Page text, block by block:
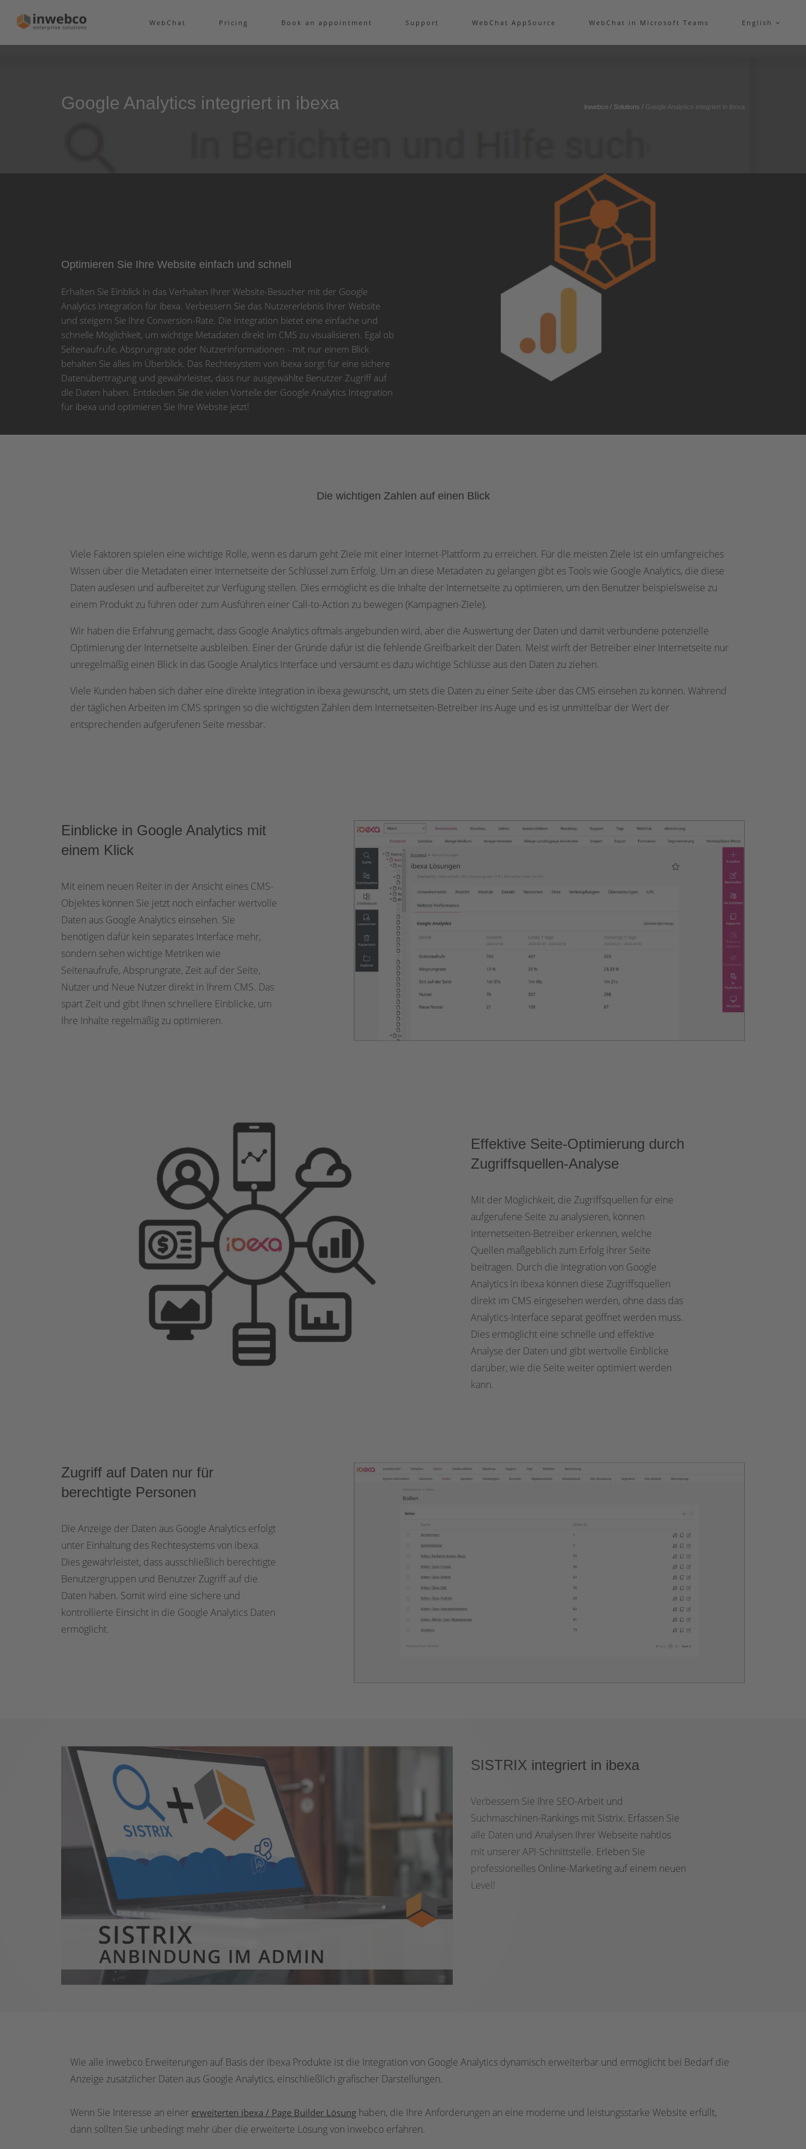
WebChat Pricing Book an appointment Support WebChat AppSource WebChat in Microsoft Teams English
Google Analytics integriert in ibexa inwebco / Solutions / Google Analytics integriert in ibexa
Optimieren Sie Ihre Website einfach und schnell
Erhalten Sie Einblick in das Verhalten Ihrer Website-Besucher mit der Google
Analytics Integration für ibexa. Verbessern Sie das Nutzererlebnis Ihrer Website
und steigern Sie Ihre Conversion-Rate. Die Integration bietet eine einfache und
schnelle Möglichkeit, um wichtige Metadaten direkt im CMS zu visualisieren. Egal ob
Seitenaufrufe, Absprungrate oder Nutzerinformationen - mit nur einem Blick
behalten Sie alles im Überblick. Das Rechtesystem von ibexa sorgt für eine sichere
Datenübertragung und gewährleistet, dass nur ausgewählte Benutzer Zugriff auf
die Daten haben. Entdecken Sie die vielen Vorteile der Google Analytics Integration
für ibexa und optimieren Sie Ihre Website jetzt!
Die wichtigen Zahlen auf einen Blick
Viele Faktoren spielen eine wichtige Rolle, wenn es darum geht Ziele mit einer Internet-Plattform zu erreichen. Für die meisten Ziele ist ein umfangreiches
Wissen über die Metadaten einer Internetseite der Schlüssel zum Erfolg. Um an diese Metadaten zu gelangen gibt es Tools wie Google Analytics, die diese
Daten auslesen und aufbereitet zur Verfügung stellen. Dies ermöglicht es die Inhalte der Internetseite zu optimieren, um den Benutzer beispielsweise zu
einem Produkt zu führen oder zum Ausführen einer Call-to-Action zu bewegen (Kampagnen-Ziele).
Wir haben die Erfahrung gemacht, dass Google Analytics oftmals angebunden wird, aber die Auswertung der Daten und damit verbundene potenzielle
Optimierung der Internetseite ausbleiben. Einer der Gründe dafür ist die fehlende Greifbarkeit der Daten. Meist wirft der Betreiber einer Internetseite nur
unregelmäßig einen Blick in das Google Analytics Interface und versäumt es dazu wichtige Schlüsse aus den Daten zu ziehen.
Viele Kunden haben sich daher eine direkte Integration in ibexa gewünscht, um stets die Daten zu einer Seite über das CMS einsehen zu können. Während
der täglichen Arbeiten im CMS springen so die wichtigsten Zahlen dem Internetseiten-Betreiber ins Auge und es ist unmittelbar der Wert der
entsprechenden aufgerufenen Seite messbar.
Einblicke in Google Analytics mit
einem Klick
Mit einem neuen Reiter in der Ansicht eines CMS-
Objektes können Sie jetzt noch einfacher wertvolle
Daten aus Google Analytics einsehen. Sie
benötigen dafür kein separates Interface mehr,
sondern sehen wichtige Metriken wie
Seitenaufrufe, Absprungrate, Zeit auf der Seite,
Nutzer und Neue Nutzer direkt in Ihrem CMS. Das
spart Zeit und gibt Ihnen schnellere Einblicke, um
Ihre Inhalte regelmäßig zu optimieren.
Effektive Seite-Optimierung durch
Zugriffsquellen-Analyse
Mit der Möglichkeit, die Zugriffsquellen für eine
aufgerufene Seite zu analysieren, können
Internetseiten-Betreiber erkennen, welche
Quellen maßgeblich zum Erfolg ihrer Seite
beitragen. Durch die Integration von Google
Analytics in ibexa können diese Zugriffsquellen
direkt im CMS eingesehen werden, ohne dass das
Analytics-Interface separat geöffnet werden muss.
Dies ermöglicht eine schnelle und effektive
Analyse der Daten und gibt wertvolle Einblicke
darüber, wie die Seite weiter optimiert werden
kann.
Zugriff auf Daten nur für
berechtigte Personen
Die Anzeige der Daten aus Google Analytics erfolgt
unter Einhaltung des Rechtesystems von ibexa.
Dies gewährleistet, dass ausschließlich berechtigte
Benutzergruppen und Benutzer Zugriff auf die
Daten haben. Somit wird eine sichere und
kontrollierte Einsicht in die Google Analytics Daten
ermöglicht.
SISTRIX integriert in ibexa
Verbessern Sie Ihre SEO-Arbeit und
Suchmaschinen-Rankings mit Sistrix. Erfassen Sie
alle Daten und Analysen Ihrer Webseite nahtlos
mit unserer API-Schnittstelle. Erleben Sie
professionelles Online-Marketing auf einem neuen
Level!
Wie alle inwebco Erweiterungen auf Basis der ibexa Produkte ist die Integration von Google Analytics dynamisch erweiterbar und ermöglicht bei Bedarf die
Anzeige zusätzlicher Daten aus Google Analytics, einschließlich grafischer Darstellungen.
Wenn Sie Interesse an einer erweiterten ibexa / Page Builder Lösung haben, die Ihre Anforderungen an eine moderne und leistungsstarke Website erfüllt,
dann sollten Sie unbedingt mehr über die erweiterte Lösung von inwebco erfahren.